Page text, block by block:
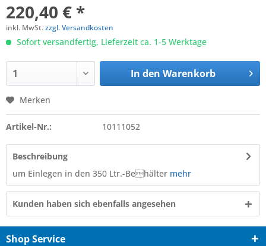
220,40 € *
inkl. MwSt.zzgl. Versandkosten
Sofort versandfertig, Lieferzeit ca. 1-5 Werktage
In den Warenkorb
Merken
Artikel-Nr.: 10111052
Beschreibung
um Einlegen in den 350 Ltr.-Behälter mehr
Kunden haben sich ebenfalls angesehen
Shop Service